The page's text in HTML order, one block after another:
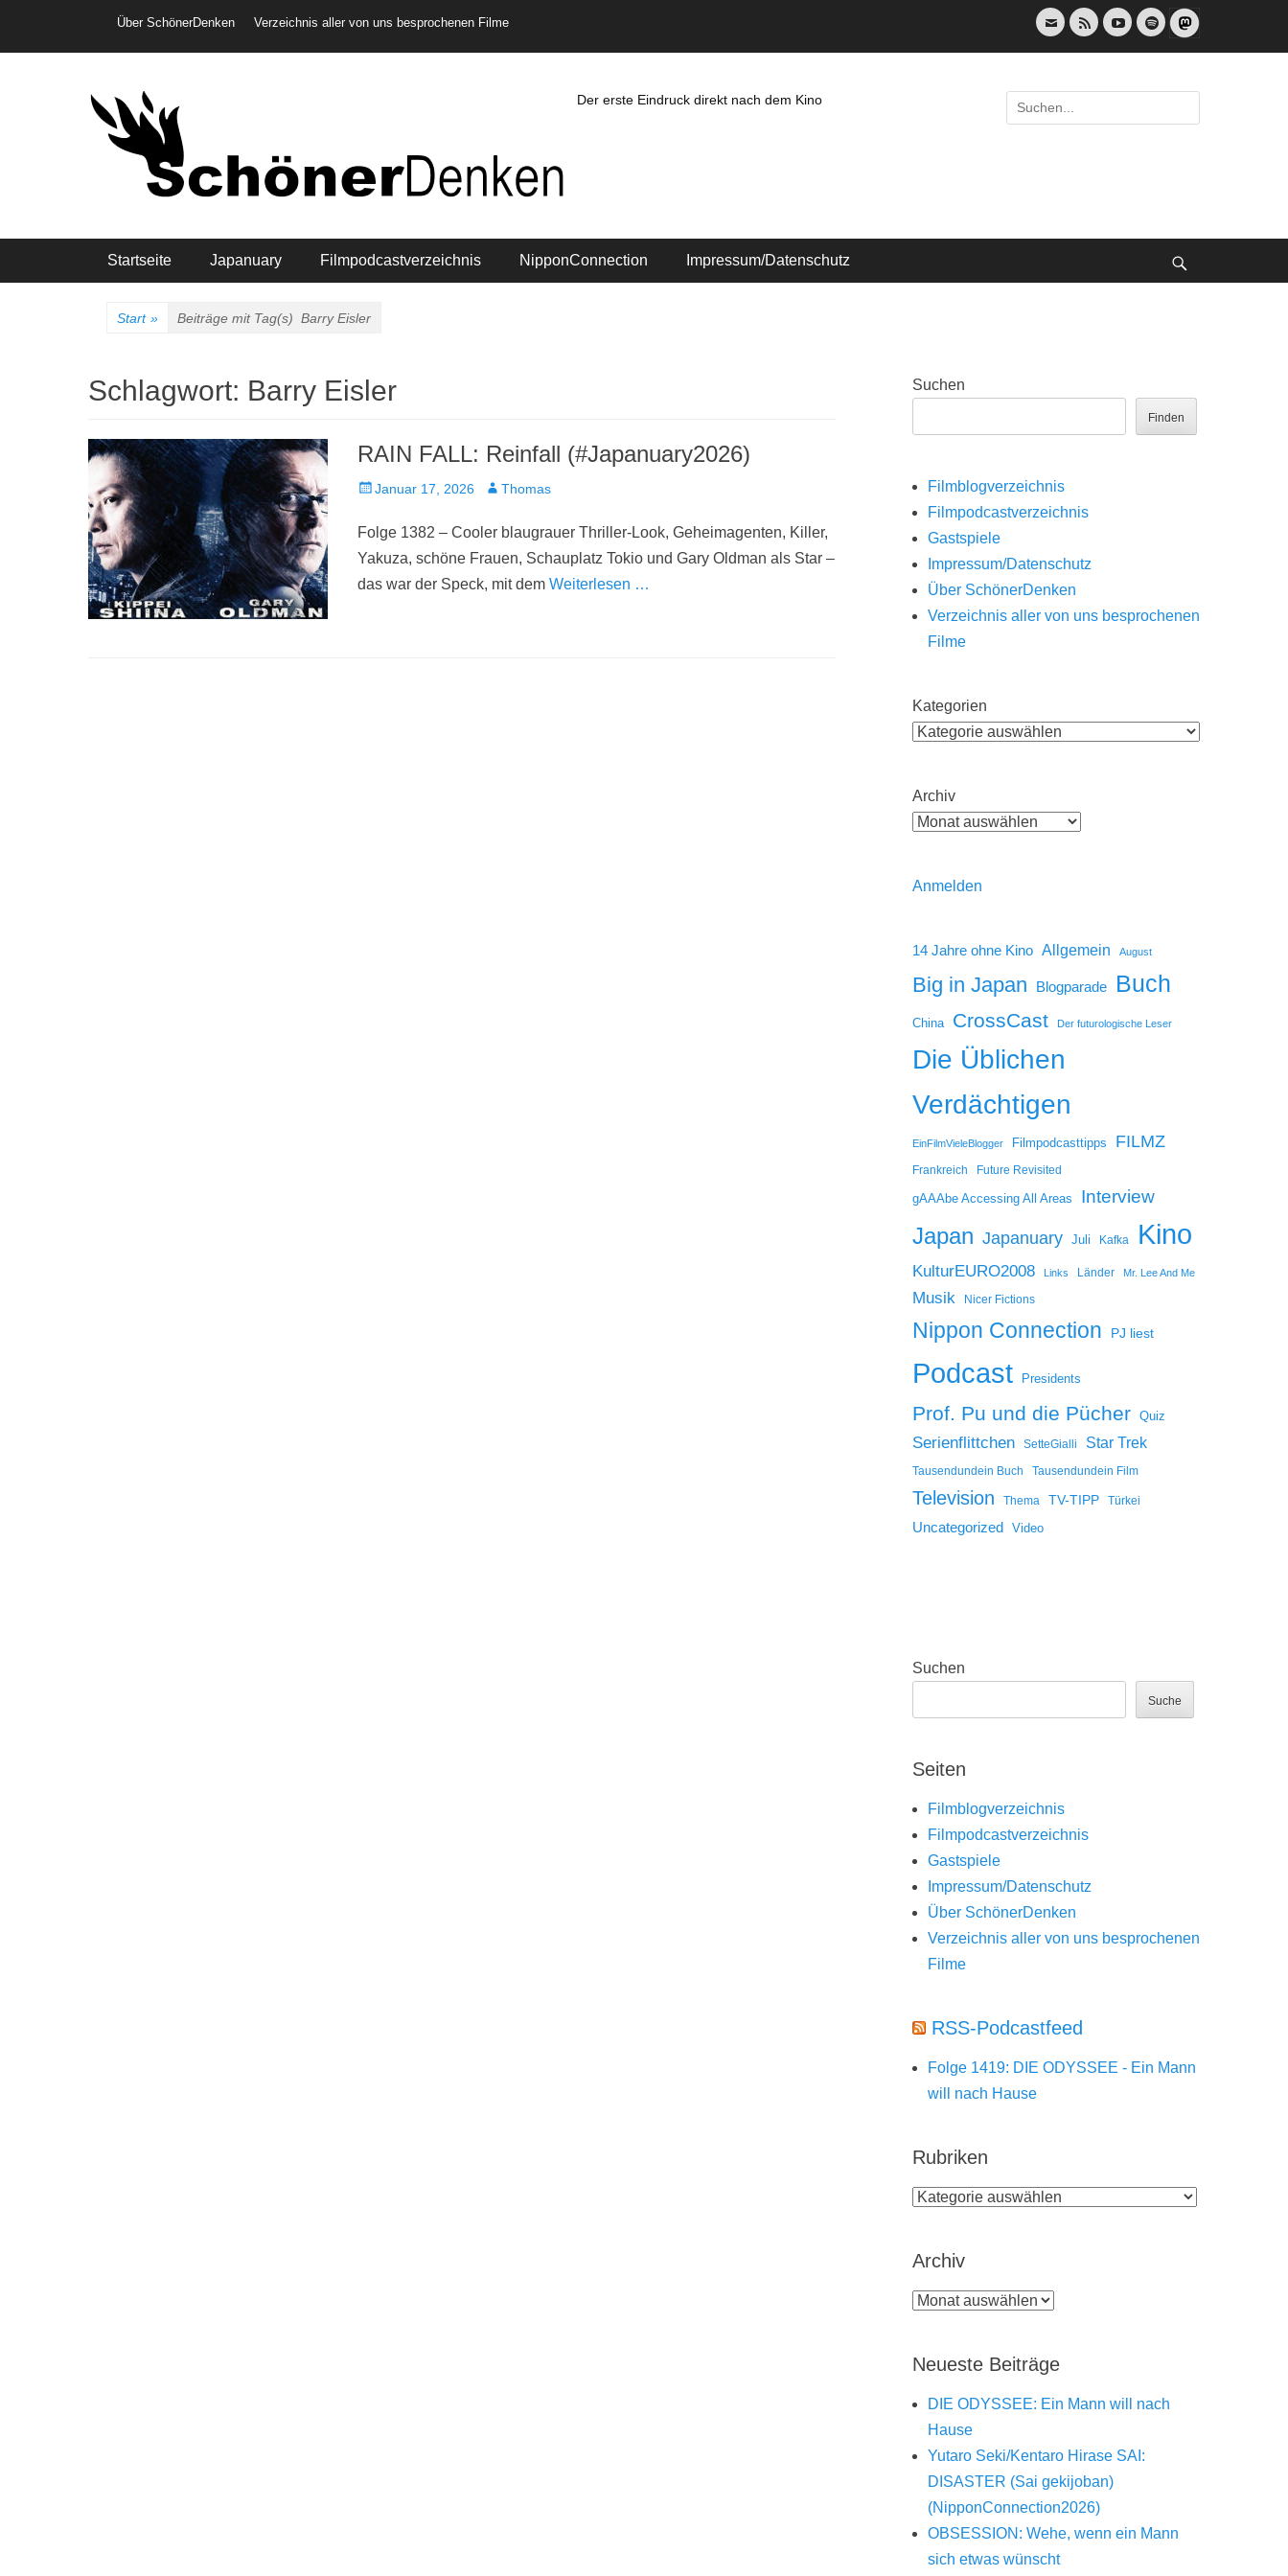
Header-Menü
Über SchönerDenken Verzeichnis aller von uns besprochenen Filme
E-
Mail
Feed YouTubeSpotify
Der erste Eindruck direkt nach dem Kino
Suche
nach:
Hauptmenü
Startseite Japanuary Filmpodcastverzeichnis NipponConnection Impressum/Datenschutz
Start » Beiträge mit Tag(s) Barry Eisler
Schlagwort: Barry Eisler
RAIN FALL: Reinfall (#Japanuary2026)
Veröffentlicht
Januar 17, 2026 AutorThomas
Folge 1382 – Cooler blaugrauer Thriller-Look, Geheimagenten, Killer,
Yakuza, schöne Frauen, Schauplatz Tokio und Gary Oldman als Star –
das war der Speck, mit dem Weiterlesen …
Suchen
Finden
Filmblogverzeichnis
Filmpodcastverzeichnis
Gastspiele
Impressum/Datenschutz
Über SchönerDenken
Verzeichnis aller von uns besprochenen
Filme
Kategorien
Archiv
Anmelden
14 Jahre ohne Kino Allgemein August
Big in Japan Blogparade Buch
China CrossCast Der futurologische Leser
Die Üblichen
Verdächtigen
EinFilmVieleBlogger Filmpodcasttipps FILMZ
Frankreich Future Revisited
gAAAbe Accessing All Areas Interview
Japan Japanuary Juli Kafka Kino
KulturEURO2008 Links Länder Mr. Lee And Me
Musik Nicer Fictions
Nippon Connection PJ liest
Podcast Presidents
Prof. Pu und die Pücher Quiz
Serienflittchen SetteGialli Star Trek
Tausendundein Buch Tausendundein Film
Television Thema TV-TIPP Türkei
Uncategorized Video
Suchen
Suche
Seiten
Filmblogverzeichnis
Filmpodcastverzeichnis
Gastspiele
Impressum/Datenschutz
Über SchönerDenken
Verzeichnis aller von uns besprochenen
Filme
RSS-Podcastfeed
Folge 1419: DIE ODYSSEE - Ein Mann
will nach Hause
Rubriken
Rubriken
Archiv
Archiv
Neueste Beiträge
DIE ODYSSEE: Ein Mann will nach
Hause
Yutaro Seki/Kentaro Hirase SAI:
DISASTER (Sai gekijoban)
(NipponConnection2026)
OBSESSION: Wehe, wenn ein Mann
sich etwas wünscht